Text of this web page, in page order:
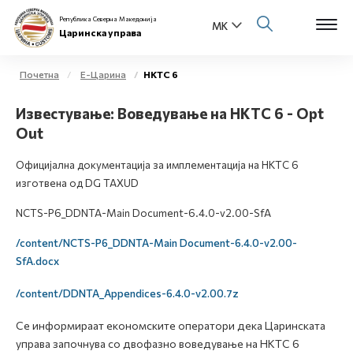
За нас
Република Северна Македонија
Царинска управа
Почетна Е-Царина НКТС 6
Известување: Воведување на НКТС 6 - Opt
Out
Официјална документација за имплементација на НКТС 6
изготвена од DG TAXUD
NCTS-P6_DDNTA-Main Document-6.4.0-v2.00-SfA
/content/NCTS-P6_DDNTA-Main Document-6.4.0-v2.00-
SfA.docx
/content/DDNTA_Appendices-6.4.0-v2.00.7z
Се информираат економските оператори дека Царинската
управа започнува со двофазно воведување на НКТС 6